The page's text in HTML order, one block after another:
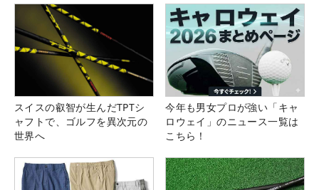
スイスの叡智が生んだTPTシ
ャフトで、ゴルフを異次元の
世界へ
今年も男女プロが強い「キャ
ロウェイ」のニュース一覧は
こちら！